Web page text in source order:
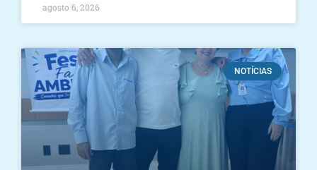
agosto 6, 2026
NOTÍCIAS